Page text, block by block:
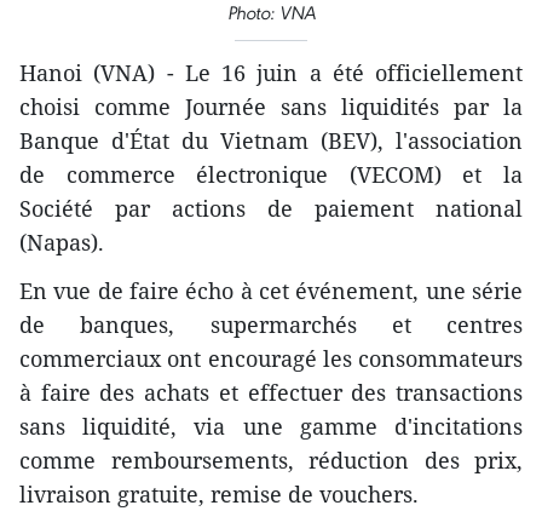
Photo: VNA
Hanoi (VNA) - Le 16 juin a été officiellement
choisi comme Journée sans liquidités par la
Banque d'État du Vietnam (BEV), l'association
de commerce électronique (VECOM) et la
Société par actions de paiement national
(Napas).
En vue de faire écho à cet événement, une série
de banques, supermarchés et centres
commerciaux ont encouragé les consommateurs
à faire des achats et effectuer des transactions
sans liquidité, via une gamme d'incitations
comme remboursements, réduction des prix,
livraison gratuite, remise de vouchers.